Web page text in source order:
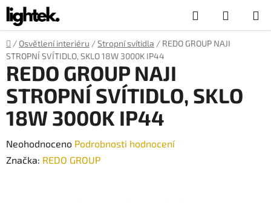
Přejít
na
obsah
Hledat
KOŠÍK
Domů
/ Osvětlení interiéru /Stropní svítidla / REDO GROUP NAJI
STROPNÍ SVÍTIDLO, SKLO 18W 3000K IP44
REDO GROUP NAJI
STROPNÍ SVÍTIDLO, SKLO
18W 3000K IP44
Průměrné
hodnocení
Neohodnoceno Podrobnosti hodnocení
Značka: REDO GROUP